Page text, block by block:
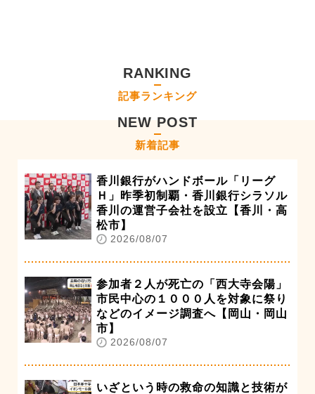
RANKING
記事ランキング
NEW POST
新着記事
香川銀行がハンドボール「リーグ
Ｈ」昨季初制覇・香川銀行シラソル
香川の運営子会社を設立【香川・高
松市】
2026/08/07
参加者２人が死亡の「西大寺会陽」
市民中心の１０００人を対象に祭り
などのイメージ調査へ【岡山・岡山
市】
2026/08/07
いざという時の救命の知識と技術が